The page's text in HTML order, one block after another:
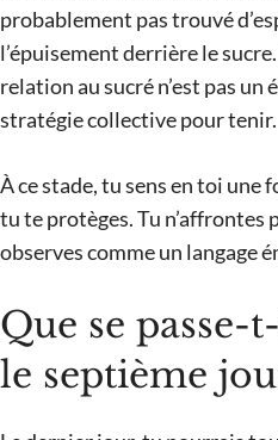
probablement pas trouvé
l’épuisement derrière le
relation au sucré n’est pas
stratégie collective pour tenir.
À ce stade, tu sens en toi une
tu te protèges. Tu n’affrontes
observes comme un langage
Que se
le septième